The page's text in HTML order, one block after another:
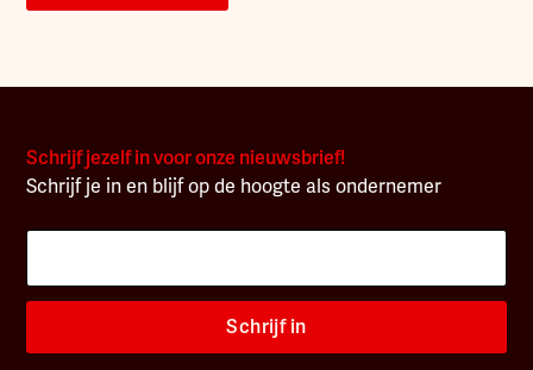
Schrijf jezelf in voor onze nieuwsbrief!
Schrijf je in en blijf op de hoogte als ondernemer
Schrijf in